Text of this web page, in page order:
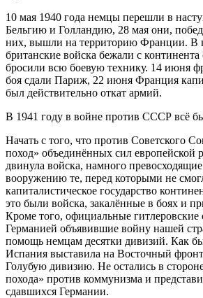
10 мая 1940 года немцы перешли в
Бельгию и Голландию, 28 мая они,
них, вышли на территорию Франции. В
британские войска бежали с
бросили всю боевую технику. 14 июня
боя сдали Париж, 22 июня Франция
был действительно откат армий.
В 1941 году в войне против СССР всё
Начать с того, что против Советского
поход» объединённых сил европейской
двинула войска, намного
вооружению те, перед которыми не
капиталистическое государство
это были войска, закалённые в боях и
Кроме того, официальные гитлеровские
Германией объявившие войну нашей
помощь немцам десятки дивизий. Как
Испания выставила на Восточный
Голубую дивизию. Не остались в
похода» против коммунизма и
сдавшихся Германии.